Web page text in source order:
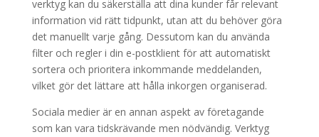
verktyg kan du säkerställa att dina kunder får relevant
information vid rätt tidpunkt, utan att du behöver göra
det manuellt varje gång. Dessutom kan du använda
filter och regler i din e-postklient för att automatiskt
sortera och prioritera inkommande meddelanden,
vilket gör det lättare att hålla inkorgen organiserad.
Sociala medier är en annan aspekt av företagande
som kan vara tidskrävande men nödvändig. Verktyg